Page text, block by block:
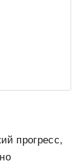
прогресс,